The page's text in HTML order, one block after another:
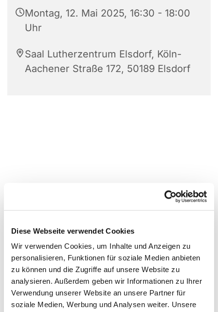
Diese Webseite verwendet Cookies
Wir verwenden Cookies, um Inhalte und Anzeigen zu
personalisieren, Funktionen für soziale Medien anbieten
zu können und die Zugriffe auf unsere Website zu
analysieren. Außerdem geben wir Informationen zu Ihrer
Verwendung unserer Website an unsere Partner für
soziale Medien, Werbung und Analysen weiter. Unsere
Montag, 12. Mai 2025, 16:30 - 18:00
Uhr
Saal Lutherzentrum Elsdorf, Köln-
Aachener Straße 172, 50189 Elsdorf